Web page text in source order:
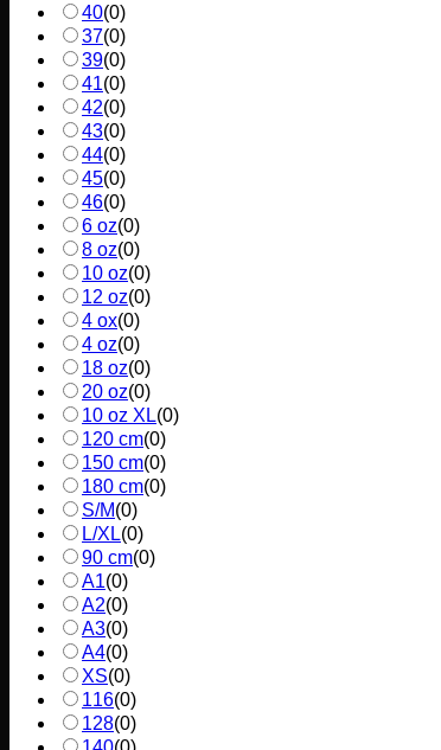
40(0)
37(0)
39(0)
41(0)
42(0)
43(0)
44(0)
45(0)
46(0)
6 oz(0)
8 oz(0)
10 oz(0)
12 oz(0)
4 ox(0)
4 oz(0)
18 oz(0)
20 oz(0)
10 oz XL(0)
120 cm(0)
150 cm(0)
180 cm(0)
S/M(0)
L/XL(0)
90 cm(0)
A1(0)
A2(0)
A3(0)
A4(0)
XS(0)
116(0)
128(0)